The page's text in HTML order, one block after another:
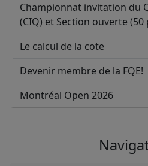
Championnat invitation du
(CIQ) et Section ouverte (50
Le calcul de la cote
Devenir membre de la FQE!
Montréal Open 2026